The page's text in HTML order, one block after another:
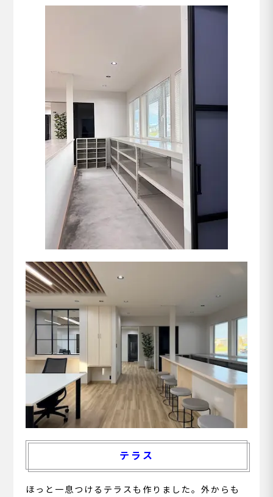
テラス
ほっと一息つけるテラスも作りました。外からも